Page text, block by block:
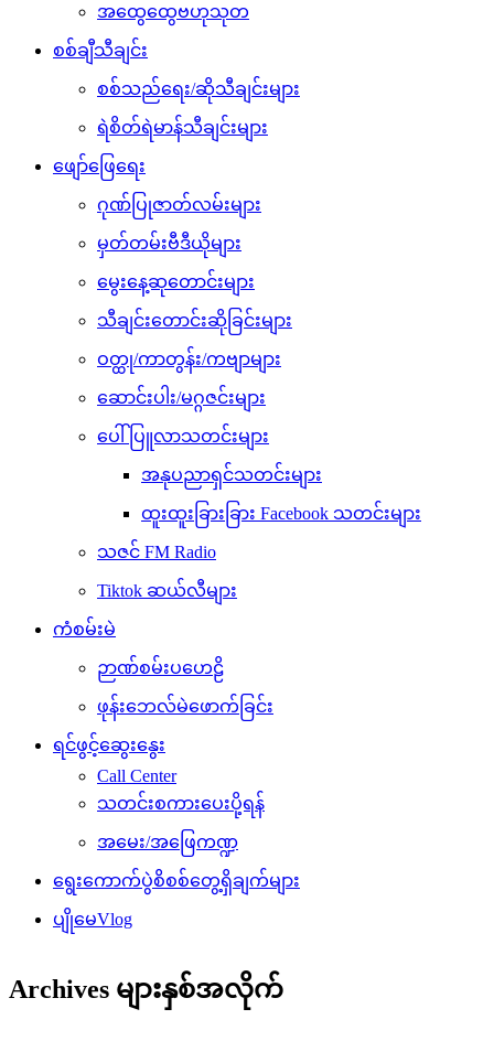
အထွေထွေဗဟုသုတ
စစ်ချီသီချင်း
စစ်သည်ရေး/ဆိုသီချင်းများ
ရဲစိတ်ရဲမာန်သီချင်းများ
ဖျော်ဖြေရေး
ဂုဏ်ပြုဇာတ်လမ်းများ
မှတ်တမ်းဗီဒီယိုများ
မွေးနေ့ဆုတောင်းများ
သီချင်းတောင်းဆိုခြင်းများ
ဝတ္ထု/ကာတွန်း/ကဗျာများ
ဆောင်းပါး/မဂ္ဂဇင်းများ
ပေါ်ပြူလာသတင်းများ
အနုပညာရှင်သတင်းများ
ထူးထူးခြားခြား Facebook သတင်းများ
သဇင် FM Radio
Tiktok ဆယ်လီများ
ကံစမ်းမဲ
ဉာဏ်စမ်းပဟေဠိ
ဖုန်းဘေလ်မဲဖောက်ခြင်း
ရင်ဖွင့်ဆွေးနွေး
Call Center
သတင်းစကားပေးပို့ရန်
အမေး/အဖြေကဏ္ဍ
ရွေးကောက်ပွဲစိစစ်တွေ့ရှိချက်များ
ပျိုမေVlog
Archives များနှစ်အလိုက်